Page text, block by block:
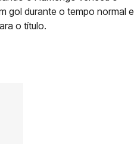
gol durante o tempo normal e
o título.